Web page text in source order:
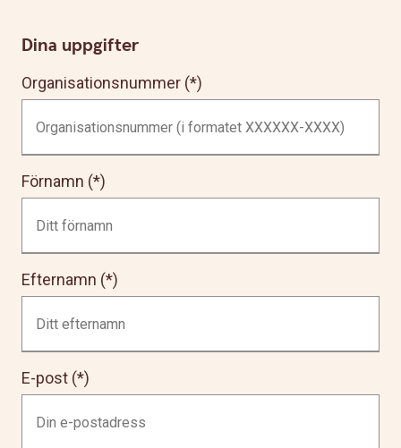
Dina uppgifter
Organisationsnummer
Förnamn
Efternamn
E-post